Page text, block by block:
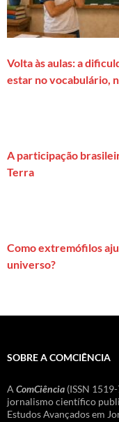
Volta às aulas: a
estar no vocabulário,
A participação
Terra
Como extremófilos
universo?
SOBRE A COMCIÊNCIA
A ComCiência (ISSN
jornalismo científico
Estudos Avançados em